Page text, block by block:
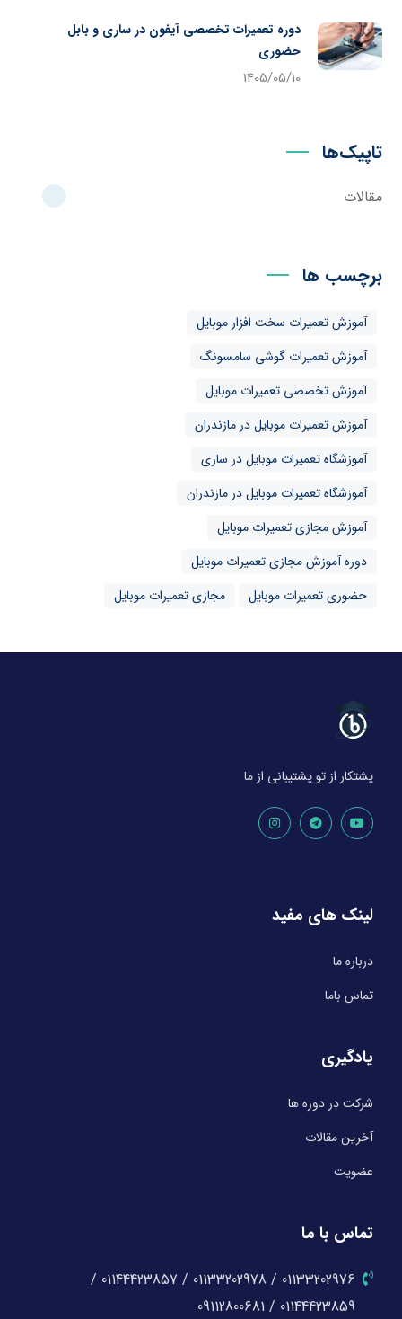
دوره تعمیرات تخصصی آیفون در ساری و بابل
حضوری
1405/05/10
تاپیک‌ها
مقالات
برچسب ها
آموزش تعمیرات سخت افزار موبایل
آموزش تعمیرات گوشی سامسونگ
آموزش تخصصی تعمیرات موبایل
آموزش تعمیرات موبایل در مازندران
آموزشگاه تعمیرات موبایل در ساری
آموزشگاه تعمیرات موبایل در مازندران
آموزش مجازی تعمیرات موبایل
دوره آموزش مجازی تعمیرات موبایل
حضوری تعمیرات موبایل
مجازی تعمیرات موبایل
پشتکار از تو پشتیبانی از ما
لینک های مفید
درباره ما
تماس باما
یادگیری
شرکت در دوره ها
آخرین مقالات
عضویت
تماس با ما
01133202976 / 01133202978 / 01144423857 /
01144423859 / 09112800681